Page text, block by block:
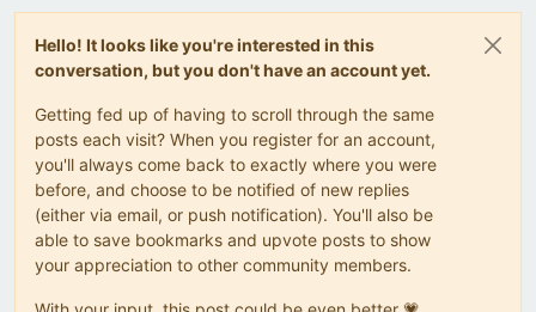
Hello! It looks like you're interested in this
conversation, but you don't have an account yet.
Getting fed up of having to scroll through the same
posts each visit? When you register for an account,
you'll always come back to exactly where you were
before, and choose to be notified of new replies
(either via email, or push notification). You'll also be
able to save bookmarks and upvote posts to show
your appreciation to other community members.